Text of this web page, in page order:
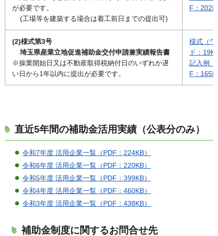
が必要です。
(工場等を建築する場合は着工前日までの提出可)
F：
(2)様式第3号
埼玉県産業立地促進補助金交付申請兼実績報告書
※操業開始日又は不動産取得税納付日のいずれか遅
い日から1年以内に提出が必要です。
様式（ワ
ド：
記入例（
F：
直近5年間の補助金活用実績（公表分のみ）
令和7年度 活用企業一覧（PDF：224KB）
令和6年度 活用企業一覧（PDF：220KB）
令和5年度 活用企業一覧（PDF：399KB）
令和4年度 活用企業一覧（PDF：460KB）
令和3年度 活用企業一覧（PDF：438KB）
補助金制度に関するお問合せ先